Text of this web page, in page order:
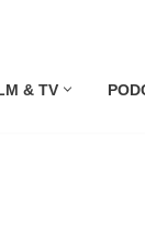
& TV